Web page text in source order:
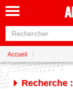
Accueil
Recherche :